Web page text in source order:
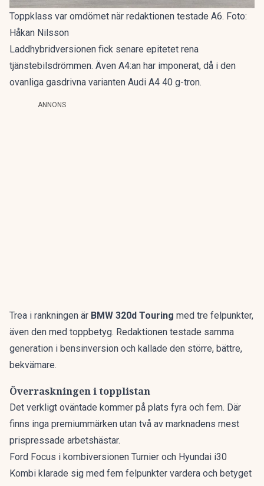
Toppklass var omdömet när redaktionen testade A6. Foto:
Håkan Nilsson
Laddhybridversionen fick senare epitetet rena
tjänstebilsdrömmen. Även A4:an har imponerat, då i den
ovanliga gasdrivna varianten Audi A4 40 g-tron.
ANNONS
Trea i rankningen är BMW 320d Touring med tre felpunkter,
även den med toppbetyg. Redaktionen testade samma
generation i bensinversion och kallade den större, bättre,
bekvämare.
Överraskningen i topplistan
Det verkligt oväntade kommer på plats fyra och fem. Där
finns inga premiummärken utan två av marknadens mest
prispressade arbetshästar.
Ford Focus i kombiversionen Turnier och Hyundai i30
Kombi klarade sig med fem felpunkter vardera och betyget